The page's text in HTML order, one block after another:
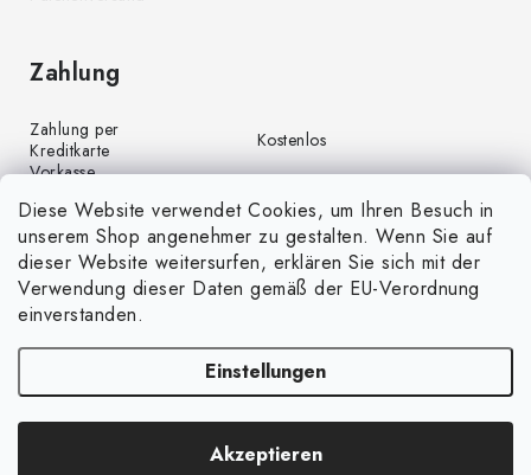
Diese Website verwendet Cookies, um Ihren Besuch in
unserem Shop angenehmer zu gestalten. Wenn Sie auf
dieser Website weitersurfen, erklären Sie sich mit der
Verwendung dieser Daten gemäß der EU-Verordnung
einverstanden.
Einstellungen
Akzeptieren
Zahlung
Zahlung per
Kreditkarte
Kostenlos
Vorkasse
Zahlung per PayPal
Kostenlos
Nachnahme
€4,00
Copyright 2026GrünGarten.de. Alle Rechte vorbehalten.Cookie-
Einstellungen ändern